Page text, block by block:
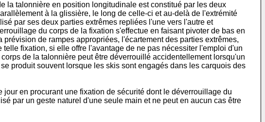
la talonnière en position longitudinale est constitué par les deux
à la glissière, le long de celle-ci et au-delà de l'extrémité
par ses deux parties extrêmes repliées l'une vers l'autre et
du corps de la fixation s'effectue en faisant pivoter de bas en
de rampes appropriées, l'écartement des parties extrêmes,
fixation, si elle offre l'avantage de ne pas nécessiter l'emploi d'un
de la talonnière peut être déverrouillé accidentellement lorsqu'un
produit souvent lorsque les skis sont engagés dans les carquois des
en procurant une fixation de sécurité dont le déverrouillage du
par un geste naturel d'une seule main et ne peut en aucun cas être